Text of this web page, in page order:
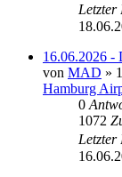
Letzter
16.06.2026 -
von MAD »
Hamburg
0
1072
Letzter